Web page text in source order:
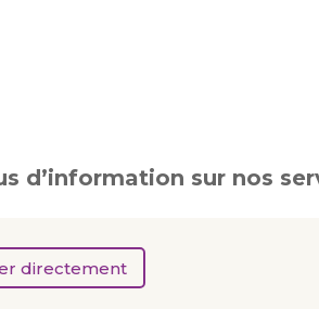
d’information sur nos
directement